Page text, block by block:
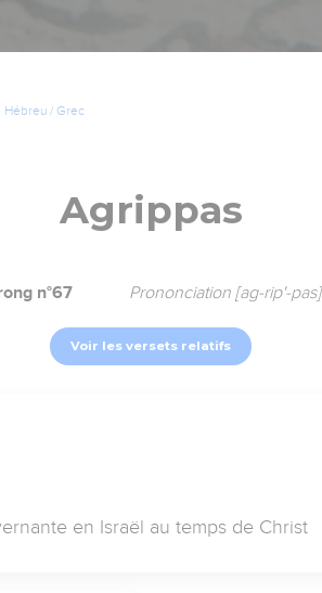
Hébreu / Grec
Agrippas
n°67 Prononciation [ag-rip'-pas]
Voir les versets relatifs
en Israël au temps de Christ